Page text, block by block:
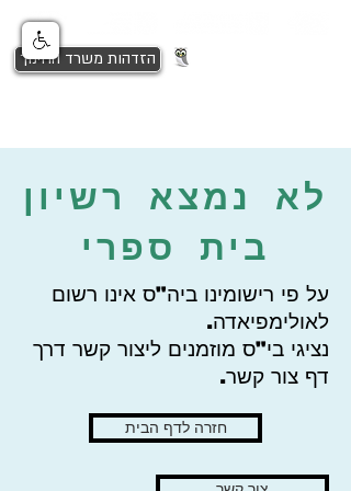
הזדהות משרד החינוך
לא נמצא רשיון
בית ספרי
על פי רישומינו ביה"ס אינו רשום
לאולימפיאדה.
נציגי בי"ס מוזמנים ליצור קשר דרך
דף צור קשר.
חזרה לדף הבית